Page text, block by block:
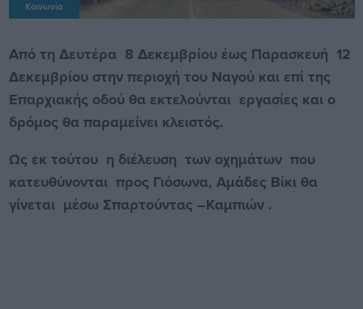
Κοινωνία
Από τη Δευτέρα 8 Δεκεμβρίου έως Παρασκευή 12
Δεκεμβρίου στην περιοχή του Ναγού και επί της
Επαρχιακής οδού θα εκτελούνται εργασίες και ο
δρόμος θα παραμείνει κλειστός.
Ως εκ τούτου η διέλευση των οχημάτων που
κατευθύνονται προς Γιόσωνα, Αμάδες Βίκι θα
γίνεται μέσω Σπαρτούντας –Καμπιών .